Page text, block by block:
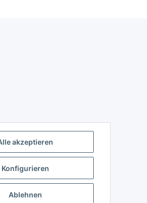
akzeptieren
Konfigurieren
Ablehnen